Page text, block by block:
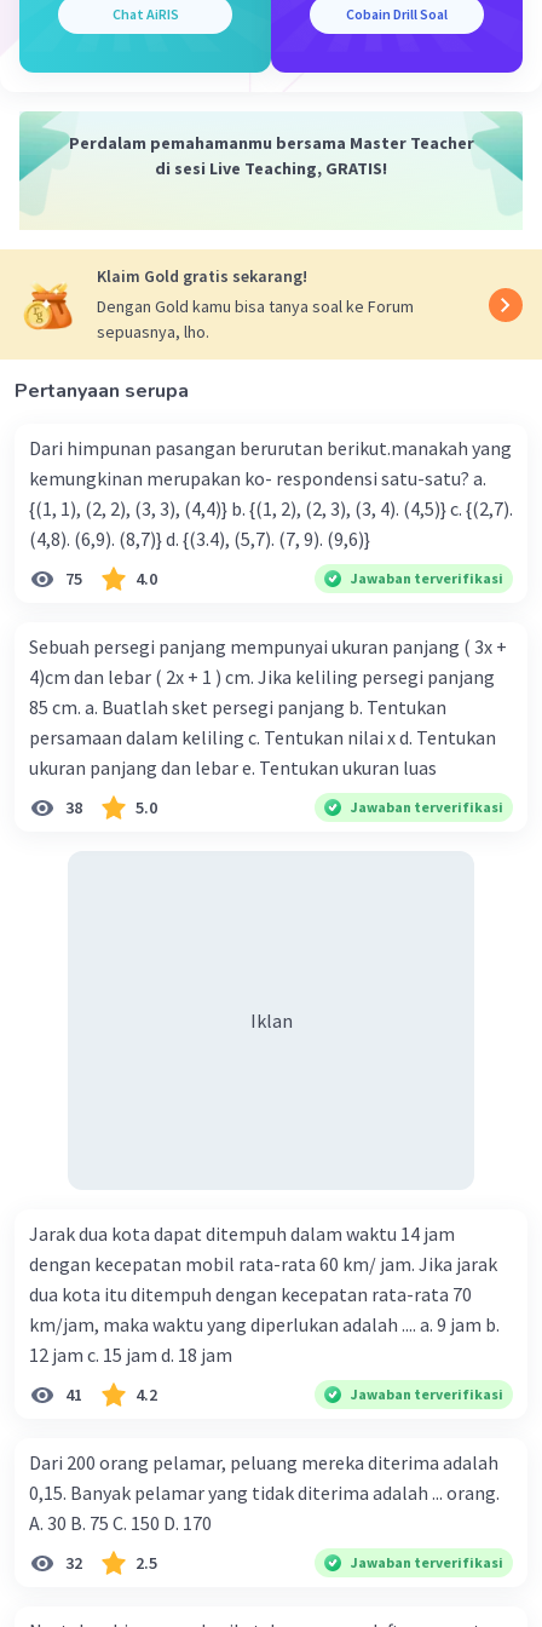
Beri Rating 0 Balas
Chat AiRIS Cobain Drill Soal
Perdalam pemahamanmu bersama Master Teacher
di sesi Live Teaching, GRATIS!
Klaim Gold gratis sekarang!
Dengan Gold kamu bisa tanya soal ke Forum
sepuasnya, lho.
Pertanyaan serupa
Dari himpunan pasangan berurutan berikut.manakah yang
kemungkinan merupakan ko- respondensi satu-satu? a.
{(1, 1), (2, 2), (3, 3), (4,4)} b. {(1, 2), (2, 3), (3, 4). (4,5)} c. {(2,7).
(4,8). (6,9). (8,7)} d. {(3.4), (5,7). (7, 9). (9,6)}
75 4.0 Jawaban terverifikasi
Sebuah persegi panjang mempunyai ukuran panjang ( 3x +
4)cm dan lebar ( 2x + 1 ) cm. Jika keliling persegi panjang
85 cm. a. Buatlah sket persegi panjang b. Tentukan
persamaan dalam keliling c. Tentukan nilai x d. Tentukan
ukuran panjang dan lebar e. Tentukan ukuran luas
38 5.0 Jawaban terverifikasi
Iklan
Jarak dua kota dapat ditempuh dalam waktu 14 jam
dengan kecepatan mobil rata-rata 60 km/ jam. Jika jarak
dua kota itu ditempuh dengan kecepatan rata-rata 70
km/jam, maka waktu yang diperlukan adalah .... a. 9 jam b.
12 jam c. 15 jam d. 18 jam
41 4.2 Jawaban terverifikasi
Dari 200 orang pelamar, peluang mereka diterima adalah
0,15. Banyak pelamar yang tidak diterima adalah ... orang.
A. 30 B. 75 C. 150 D. 170
32 2.5 Jawaban terverifikasi